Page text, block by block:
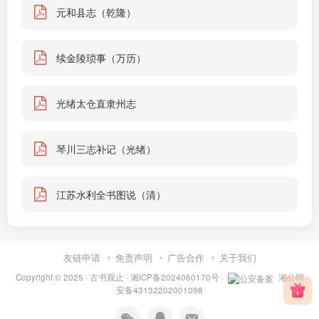
元和县志（乾隆）
续金陵琐事（万历）
光绪太仓直隶州志
琴川三志补记（光绪）
江苏水利全书图说（清）
友链申请 免责声明 广告合作 关于我们
Copyright © 2025 · 古书观止 · 湘ICP备2024060170号·
湘公网
安备43132202001098